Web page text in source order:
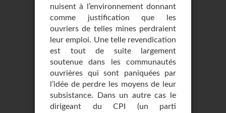
nuisent à l’environnement donnant
comme justification que les
ouvriers de telles mines perdraient
leur emploi. Une telle revendication
est tout de suite largement
soutenue dans les communautés
ouvrières qui sont paniquées par
l’idée de perdre les moyens de leur
subsistance. Dans un autre cas le
dirigeant du CPI (un parti